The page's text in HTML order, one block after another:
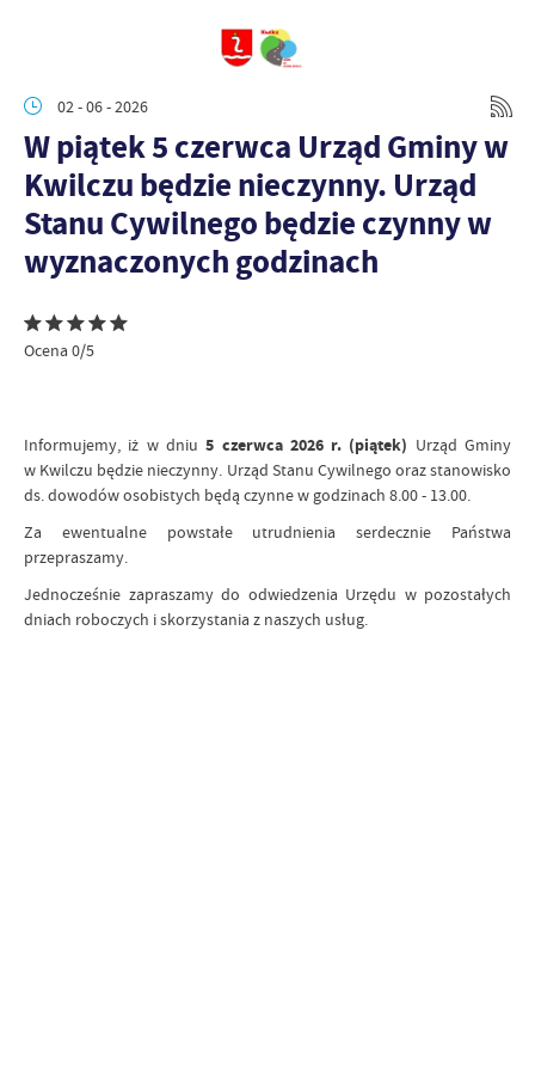
02 - 06 - 2026
W piątek 5 czerwca Urząd Gminy w
Kwilczu będzie nieczynny. Urząd
Stanu Cywilnego będzie czynny w
wyznaczonych godzinach
Ocena 0/5
Informujemy, iż w dniu5 czerwca 2026 r. (piątek) Urząd Gminy
w Kwilczu będzie nieczynny. Urząd Stanu Cywilnego oraz stanowisko
ds. dowodów osobistych będą czynne w godzinach 8.00 - 13.00.
Za ewentualne powstałe utrudnienia serdecznie Państwa
przepraszamy.
Jednocześnie zapraszamy do odwiedzenia Urzędu w pozostałych
dniach roboczych i skorzystania z naszych usług.